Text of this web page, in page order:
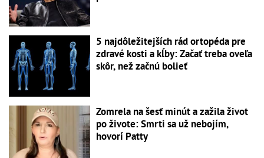
5 najdôležitejších rád ortopéda pre
zdravé kosti a kĺby: Začať treba oveľa
skôr, než začnú bolieť
Zomrela na šesť minút a zažila život
po živote: Smrti sa už nebojím,
hovorí Patty